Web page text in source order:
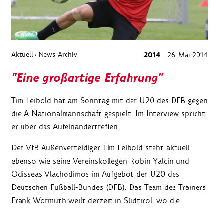
Aktuell › News-Archiv 2014 26. Mai 2014
"Eine großartige Erfahrung"
Tim Leibold hat am Sonntag mit der U20 des DFB gegen
die A-Nationalmannschaft gespielt. Im Interview spricht
er über das Aufeinandertreffen.
Der VfB Außenverteidiger Tim Leibold steht aktuell
ebenso wie seine Vereinskollegen Robin Yalcin und
Odisseas Vlachodimos im Aufgebot der U20 des
Deutschen Fußball-Bundes (DFB). Das Team des Trainers
Frank Wormuth weilt derzeit in Südtirol, wo die